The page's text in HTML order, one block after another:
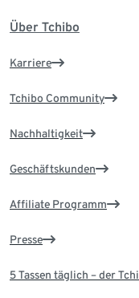
Über Tchibo
Karriere
Tchibo Community
Nachhaltigkeit
Geschäftskunden
Affiliate Programm
Presse
5 Tassen täglich – der